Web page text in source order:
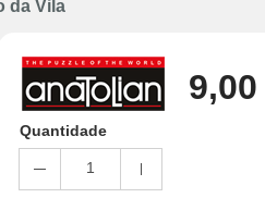
da Vila
9,00
Quantidade
1